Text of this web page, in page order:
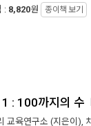
: 8,820원 종이책 보기
: 100까지의 수
교육연구소 (지은이),